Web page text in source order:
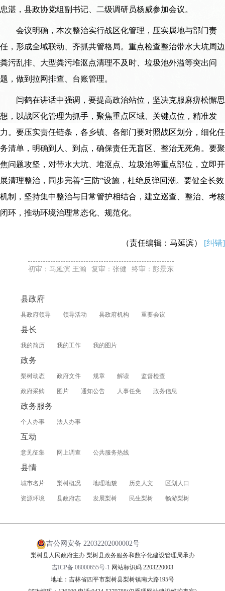
忠湛，县政协党组副书记、二级调研员杨威参加会议。
会议明确，本次整治实行战区化管理，压实属地与部门责
任，形成全域联动、齐抓共管格局。重点检查整治带水大坑周边
粪污乱排、大型粪污堆沤点清理不及时、垃圾池外溢等突出问
题，做到拉网排查、台账管理。
闫鹤在讲话中强调，要提高政治站位，坚决克服麻痹松懈思
想，以战区化管理为抓手，聚焦重点区域、关键点位，精准发
力。要压实责任链条，各乡镇、各部门要对照战区划分，细化任
务清单，明确到人、到点，确保责任无盲区、整治无死角。要聚
焦问题攻坚，对带水大坑、堆沤点、垃圾池等重点部位，立即开
展清理整治，同步完善“三防”设施，杜绝反弹回潮。要健全长效
机制，坚持集中整治与日常管护相结合，建立巡查、整治、考核
闭环，推动环境治理常态化、规范化。
（责任编辑：马延滨） [纠错]
初审：马延滨 王瀚 复审：张健 终审：彭景东
县政府
县政府领导 领导活动 县政府机构 重要会议
县长
我的简历 我的工作 我的图片
政务
梨树动态 政府文件 规章 解读 监督检查
政府采购 图片 通知公告 人事任免 政务信息
政务服务
个人办事 法人办事
互动
意见征集 网上调查 公共服务热线
县情
城市名片 梨树概况 地理地貌 历史人文 区划人口
资源环境 县政府志 发展梨树 民生梨树 畅游梨树
吉公网安备 22032202000002号
梨树县人民政府主办 梨树县政务服务和数字化建设管理局承办
吉ICP备 08000655号-1 网站标识码 2203220003
地址：吉林省四平市梨树县梨树镇南大路195号